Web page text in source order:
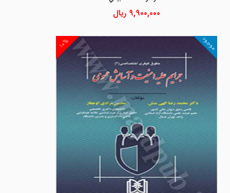
۹,۹۰۰,۰۰۰ ریال
۱۰% موجود